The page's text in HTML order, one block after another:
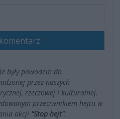
były powodem do
przez naszych
rzeczowej i kulturalnej.
przeciwnikiem hejtu w
akcji "Stop hejt".